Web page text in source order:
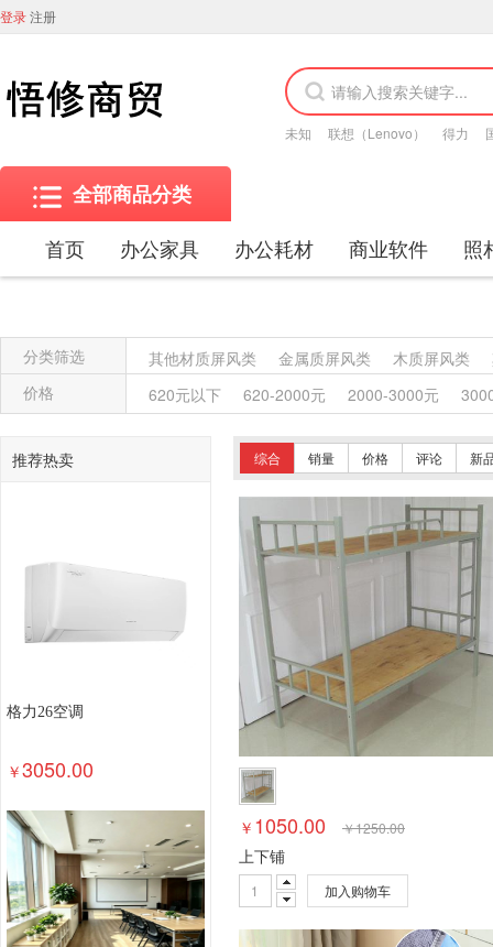
登录注册
未知 联想（Lenovo） 得力
全部商品分类
首页
办公家具 办公耗材 商业软件 照
分类筛选 其他材质屏风类 金属质屏风类 木质屏风类
金属质柜类
保险柜 木质柜类
其他沙发类
竹制、藤制等类似材料沙发类
木骨架沙发类
竹制、藤制等材料椅凳类
木骨架
塑料台、桌类 木制台、桌类
竹床类
钢塑床类 钢木床类 色带
墨
数据库管理系统
特殊照相机
其他视频会议系统设备
音视频矩
视频会议控制台
扫描仪
碎
热水器 洗衣机 空气净化设备
空
激光打印机 喷墨打印机
路由器 液晶显示器
价格 620元以下 620-2000元 2000-3000元
推荐热卖
格力26空调
￥3050.00
综合 销量 价格 评论 新
￥ 1050.00 ￥1250.00
上下铺
加入购物车